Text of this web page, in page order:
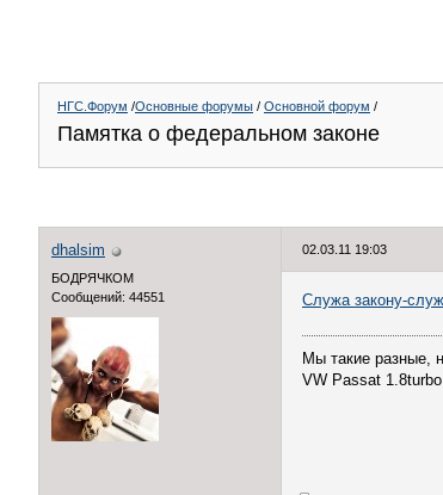
НГС.Форум /Основные форумы / Основной форум /
Памятка о федеральном законе
dhalsim
БОДРЯЧКОМ
Сообщений: 44551
02.03.11 19:03
Служа закону-
Мы такие разные,
VW Passat